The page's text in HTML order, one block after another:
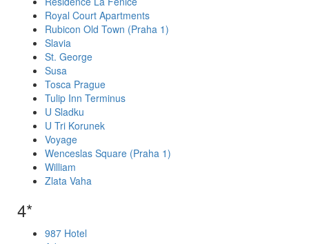
Royal Court Apartments
Rubicon Old Town (Praha 1)
Slavia
St. George
Susa
Tosca Prague
Tulip Inn Terminus
U Sladku
U Tri Korunek
Voyage
Wenceslas Square (Praha 1)
William
Zlata Vaha
4*
987 Hotel